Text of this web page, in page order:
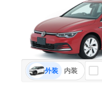
外装 内装